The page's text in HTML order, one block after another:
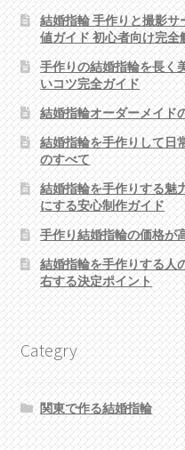
結婚指輪 手作りと撮影
値ガイド 初心者向け完全
手作りの結婚指輪を長く
いコツ完全ガイド
結婚指輪オーダーメイド
結婚指輪を手作りして日
のすべて
結婚指輪を手作りする魅
にする安心制作ガイド
手作り結婚指輪の価格が
結婚指輪を手作りする人
右する決定ポイント
Categry
関東で作る結婚指輪